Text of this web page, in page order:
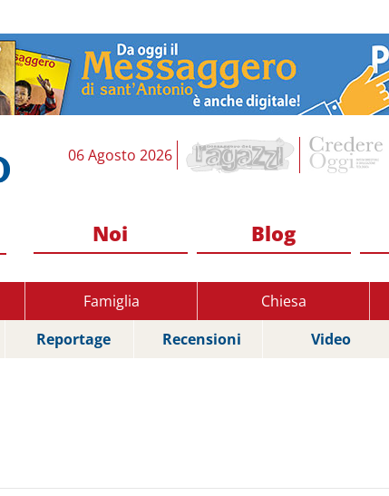
06 Agosto 2026
Noi Blog
Famiglia Chiesa
Reportage Recensioni Video